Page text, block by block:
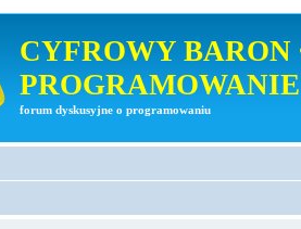
CYFROWY BARON
PROGRAMOWANIE
forum dyskusyjne o programowaniu